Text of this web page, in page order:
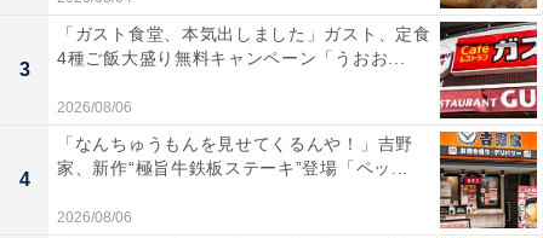
今回使うのは、2022年1月から発売されている
「COSORI PRO LE 4.7L ノンフライヤー」。すでに発売
されている3.5Lよりも大容量で、最大温度や到達時間、
軽量化、デザイン性などのスペックもグッと上がってい
ます。
開封すると、ノンフライヤー本体のほか、焦げ付き防止
3
「ガスト食堂、本気出しました」ガスト、定食
4種ご飯大盛り無料キャンペーン「うおお...
2026/08/06
4
「なんちゅうもんを見せてくるんや！」吉野
家、新作“極旨牛鉄板ステーキ”登場「ペッ...
2026/08/06